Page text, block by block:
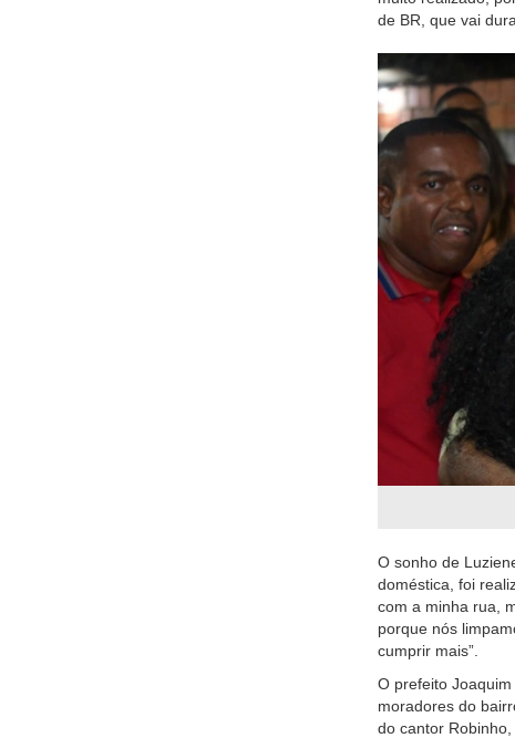
de BR, que vai
O sonho de
doméstica, foi
com a minha rua,
porque nós
cumprir mais”.
O prefeito
moradores do
do cantor